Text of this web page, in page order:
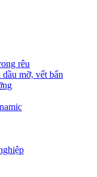
rêu
mỡ, vết bẩn